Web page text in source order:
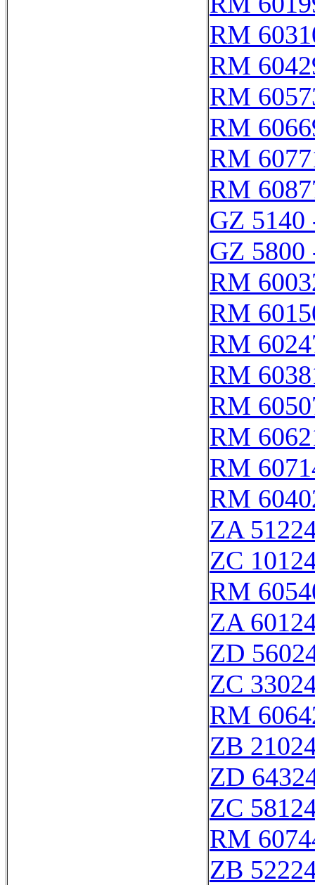
RM
RM
RM
RM
RM
RM
GZ 5140
GZ 5800
RM
RM
RM
RM
RM
RM
RM
RM
ZA
ZC
RM
ZA
ZD
ZC
RM
ZB
ZD
ZC
RM
ZB